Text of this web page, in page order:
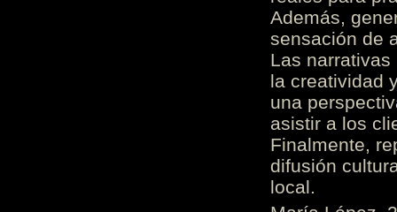
Además,
sensación de
Las
la creatividad
una
asistir a los
Finalmente,
difusión
local.